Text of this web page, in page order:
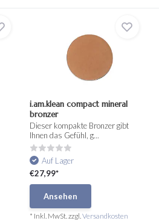
i.am.klean compact mineral
bronzer
Dieser kompakte Bronzer gibt
Ihnen das Gefühl, g...
Auf Lager
€27,99*
Ansehen
* Inkl. MwSt. zzgl.Versandkosten